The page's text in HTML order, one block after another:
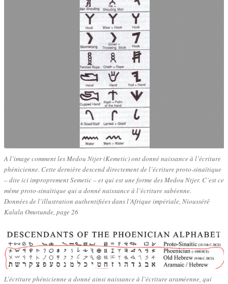
A l’image comment les Medou Ntjer (Kemetic) ont donné naissance à l’écriture
phénicienne. Cette dernière descend directement de l’écriture proto-sinaïtique
– dite ici improprement Semetic – et qui est une forme des Medou Ntjer. C’est ce
même proto-sinaïtique qui a donné naissance à l’écriture sabéenne.
Données de l’illustration authentifiées dans l’Afrique impériale, Nioussérê
Kalala Omotunde, page 26
L’écriture phénicienne a donné ainsi naissance à l’écriture araméenne, qui